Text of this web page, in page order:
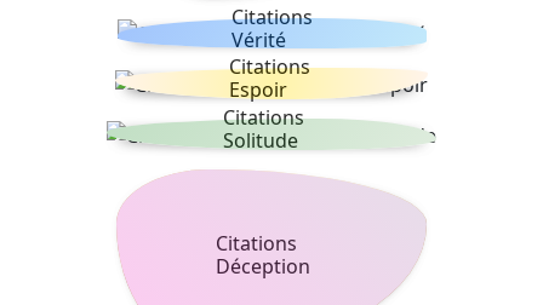
Citations
Vérité
Citations
Espoir
Citations
Solitude
Citations
Déception